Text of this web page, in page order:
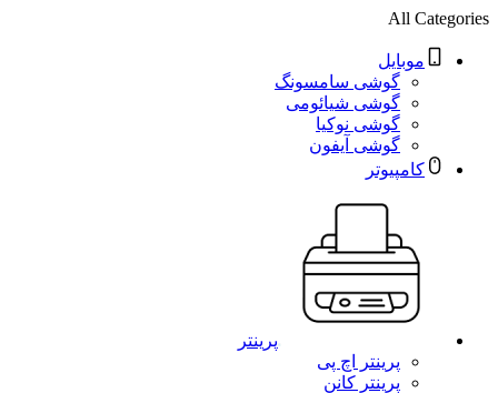
All Categories
موبایل
گوشی سامسونگ
گوشی شیائومی
گوشی نوکیا
گوشی آیفون
کامپیوتر
پرینتر
پرینتر اچ پی
پرینتر کانن